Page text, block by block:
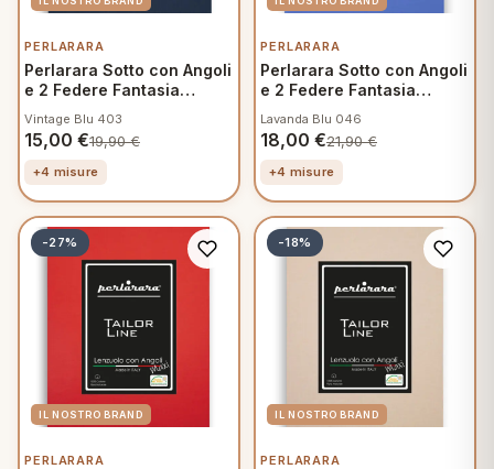
PERLARARA
Perlarara Sotto con Angoli
e 2 Federe Fantasia
Vintage Blu 403
15,00 €19,90€
+4 misure
PERLARARA
Perlarara Sotto con Angoli
e 2 Federe Fantasia
Lavanda Blu 046
18,00 €21,90€
+4 misure
-27%
PERLARARA
-18%
PERLARARA